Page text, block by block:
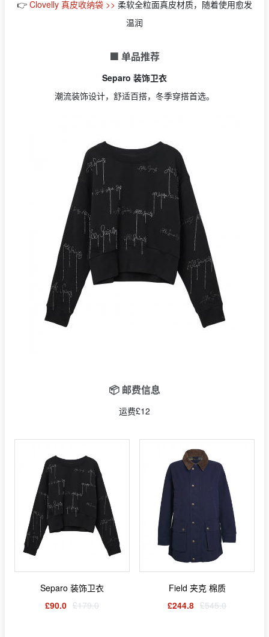
👉 Clovelly 真皮收纳袋 >> 柔软全粒面真皮材质，随着使用愈发
温润
🟩 单品推荐
Separo 装饰卫衣
潮流装饰设计，舒适百搭，冬季穿搭首选。
📦 邮费信息
运费£12
Separo 装饰卫衣
£90.0 £179.0
Field 夹克 棉质
£244.8 £545.0